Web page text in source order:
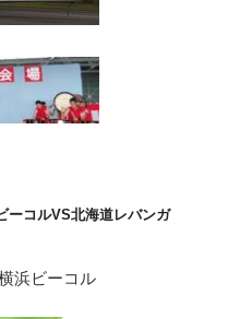
コルVS北海道レバンガ
浜ビーコル